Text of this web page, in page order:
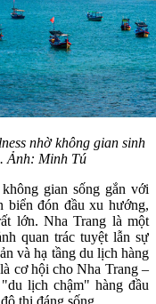
nhờ không gian sinh
Ảnh: Minh Tú
gian sống gắn với
biển đón đầu xu hướng,
lớn. Nha Trang là một
quan trác tuyệt lẫn sự
và hạ tầng du lịch hàng
cơ hội cho Nha Trang –
lịch chậm" hàng đầu
thị đáng sống.